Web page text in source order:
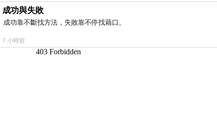
成功與失敗
成功靠不斷找方法，失敗靠不停找藉口。
7 小時前